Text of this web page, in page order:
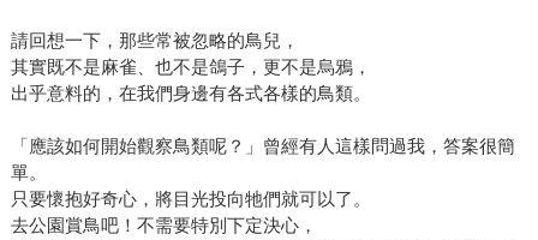
請回想一下，那些常被忽略的鳥兒，
其實既不是麻雀、也不是鴿子，更不是烏鴉，
出乎意料的，在我們身邊有各式各樣的鳥類。
「應該如何開始觀察鳥類呢？」曾經有人這樣問過我，答案很簡
單。
只要懷抱好奇心，將目光投向牠們就可以了。
去公園賞鳥吧！不需要特別下定決心，